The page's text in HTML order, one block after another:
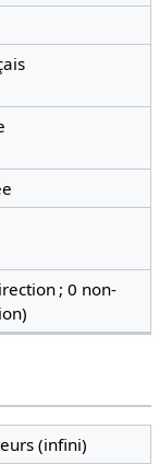
; 0 non-
(infini)